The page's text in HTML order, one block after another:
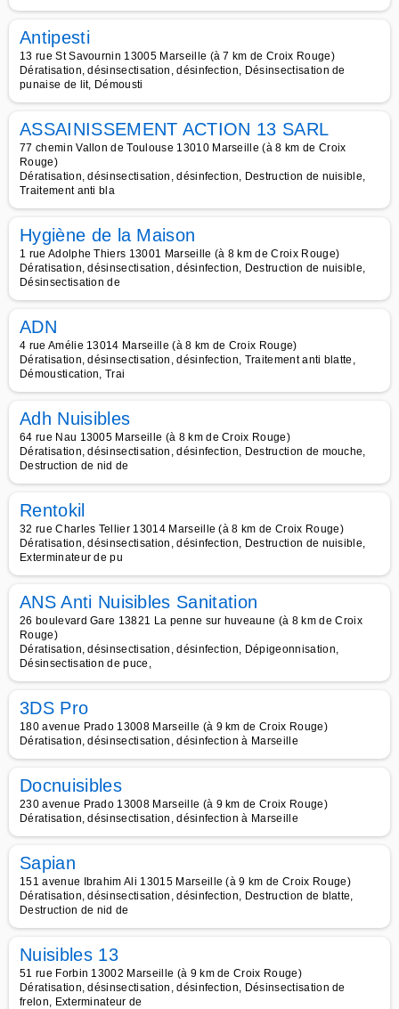
Antipesti
13 rue St Savournin 13005 Marseille (à 7 km de Croix Rouge)
Dératisation, désinsectisation, désinfection, Désinsectisation de
punaise de lit, Démousti
ASSAINISSEMENT ACTION 13 SARL
77 chemin Vallon de Toulouse 13010 Marseille (à 8 km de Croix
Rouge)
Dératisation, désinsectisation, désinfection, Destruction de nuisible,
Traitement anti bla
Hygiène de la Maison
1 rue Adolphe Thiers 13001 Marseille (à 8 km de Croix Rouge)
Dératisation, désinsectisation, désinfection, Destruction de nuisible,
Désinsectisation de
ADN
4 rue Amélie 13014 Marseille (à 8 km de Croix Rouge)
Dératisation, désinsectisation, désinfection, Traitement anti blatte,
Démoustication, Trai
Adh Nuisibles
64 rue Nau 13005 Marseille (à 8 km de Croix Rouge)
Dératisation, désinsectisation, désinfection, Destruction de mouche,
Destruction de nid de
Rentokil
32 rue Charles Tellier 13014 Marseille (à 8 km de Croix Rouge)
Dératisation, désinsectisation, désinfection, Destruction de nuisible,
Exterminateur de pu
ANS Anti Nuisibles Sanitation
26 boulevard Gare 13821 La penne sur huveaune (à 8 km de Croix
Rouge)
Dératisation, désinsectisation, désinfection, Dépigeonnisation,
Désinsectisation de puce,
3DS Pro
180 avenue Prado 13008 Marseille (à 9 km de Croix Rouge)
Dératisation, désinsectisation, désinfection à Marseille
Docnuisibles
230 avenue Prado 13008 Marseille (à 9 km de Croix Rouge)
Dératisation, désinsectisation, désinfection à Marseille
Sapian
151 avenue Ibrahim Ali 13015 Marseille (à 9 km de Croix Rouge)
Dératisation, désinsectisation, désinfection, Destruction de blatte,
Destruction de nid de
Nuisibles 13
51 rue Forbin 13002 Marseille (à 9 km de Croix Rouge)
Dératisation, désinsectisation, désinfection, Désinsectisation de
frelon, Exterminateur de